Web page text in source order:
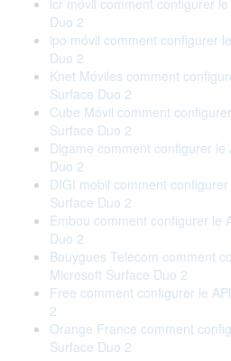
lcr móvil comment configurer
Duo 2
ipo móvil comment configurer
Duo 2
Knet Móviles comment
Surface Duo 2
Cube Móvil comment
Surface Duo 2
Digame comment configurer
Duo 2
DIGI mobil comment
Surface Duo 2
Embou comment configurer le
Duo 2
Bouygues Telecom comment
Microsoft Surface Duo 2
Free comment configurer le
2
Orange France comment
Surface Duo 2